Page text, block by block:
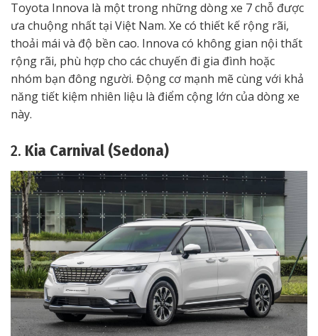
Toyota Innova là một trong những dòng xe 7 chỗ được
ưa chuộng nhất tại Việt Nam. Xe có thiết kế rộng rãi,
thoải mái và độ bền cao. Innova có không gian nội thất
rộng rãi, phù hợp cho các chuyến đi gia đình hoặc
nhóm bạn đông người. Động cơ mạnh mẽ cùng với khả
năng tiết kiệm nhiên liệu là điểm cộng lớn của dòng xe
này.
2. Kia Carnival (Sedona)